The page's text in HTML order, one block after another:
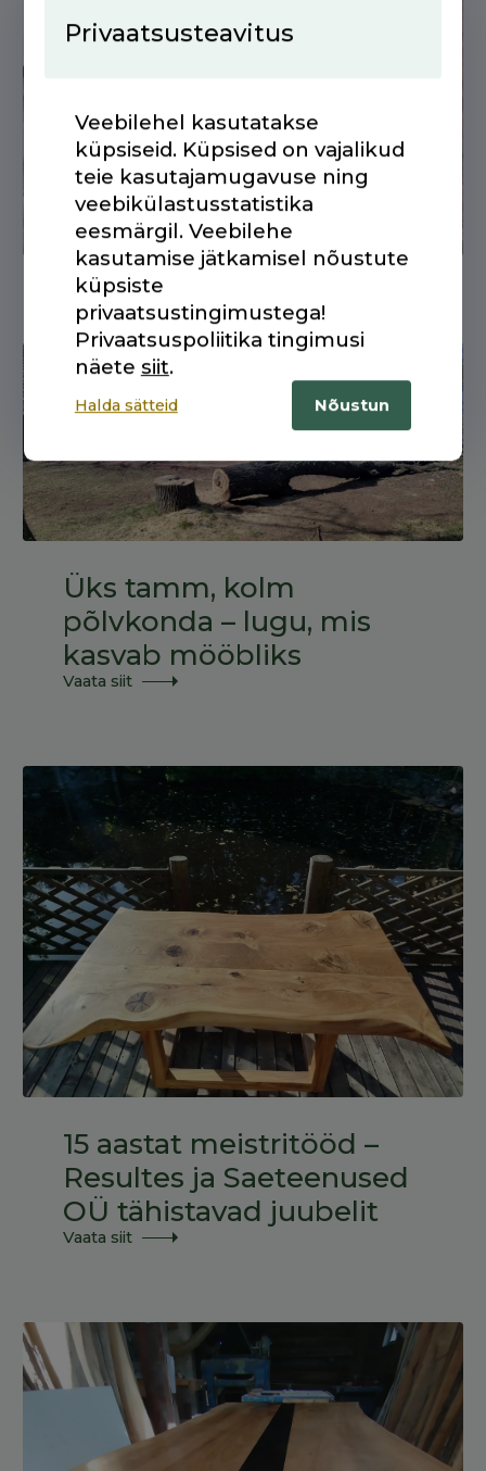
Privaatsusteavitus
Veebilehel kasutatakse
küpsiseid. Küpsised on vajalikud
teie kasutajamugavuse ning
veebikülastusstatistika
eesmärgil. Veebilehe
kasutamise jätkamisel nõustute
küpsiste
privaatsustingimustega!
Privaatsuspoliitika tingimusi
näete siit.
Halda sätteid Nõustun
massiivse muljega –
kuidas Resultes lahendas
kliendi soovi kiirelt ja
täpselt.
Vaata siit
Üks tamm, kolm
põlvkonda – lugu, mis
kasvab mööbliks
Vaata siit
15 aastat meistritööd –
Resultes ja Saeteenused
OÜ tähistavad juubelit
Vaata siit